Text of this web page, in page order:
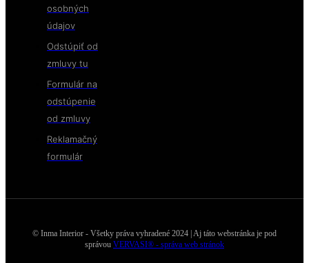
osobných
údajov
Odstúpiť od
zmluvy tu
Formulár na
odstúpenie
od zmluvy
Reklamačný
formulár
© Inma Interior - Všetky práva vyhradené 2024 | Aj táto webstránka je pod
správou VERVASI® - správa web stránok